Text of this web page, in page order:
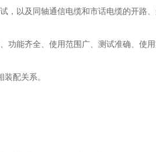
以及同轴通信电缆和市话电缆的开路
能齐全、使用范围广、测试准确、使用
配关系。